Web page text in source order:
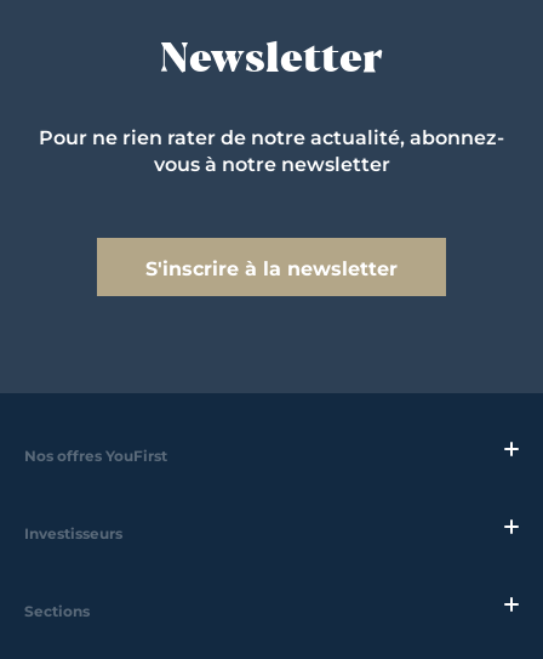
Newsletter
Pour ne rien rater de notre actualité, abonnez-
vous à notre newsletter
S'inscrire à la newsletter
Nos offres YouFirst
Investisseurs
Sections